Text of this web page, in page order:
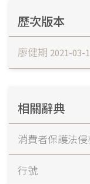
歷次版本
廖健期 2021-03-
相關辭典
消費者保護法
行號